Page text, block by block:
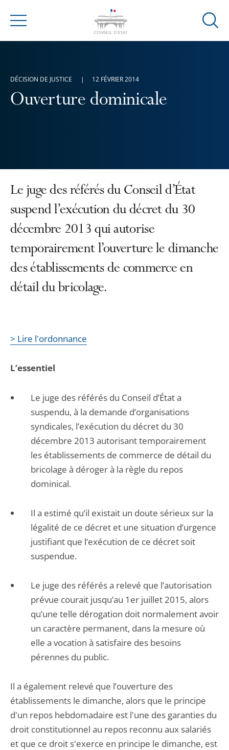
Menu
Ouvrir
Ouverture dominicale
DÉCISION DE JUSTICE 12 FÉVRIER 2014
Le juge des référés du Conseil d’État
suspend l’exécution du décret du 30
décembre 2013 qui autorise
temporairement l’ouverture le dimanche
des établissements de commerce en
détail du bricolage.
> Lire l'ordonnance
L’essentiel
Le juge des référés du Conseil d’État a
suspendu, à la demande d’organisations
syndicales, l’exécution du décret du 30
décembre 2013 autorisant temporairement
les établissements de commerce de détail du
bricolage à déroger à la règle du repos
dominical.
Il a estimé qu’il existait un doute sérieux sur la
légalité de ce décret et une situation d’urgence
justifiant que l’exécution de ce décret soit
suspendue.
Le juge des référés a relevé que l’autorisation
prévue courait jusqu’au 1er juillet 2015, alors
qu’une telle dérogation doit normalement avoir
un caractère permanent, dans la mesure où
elle a vocation à satisfaire des besoins
pérennes du public.
Il a également relevé que l’ouverture des
établissements le dimanche, alors que le principe
d'un repos hebdomadaire est l'une des garanties du
droit constitutionnel au repos reconnu aux salariés
et que ce droit s'exerce en principe le dimanche, est